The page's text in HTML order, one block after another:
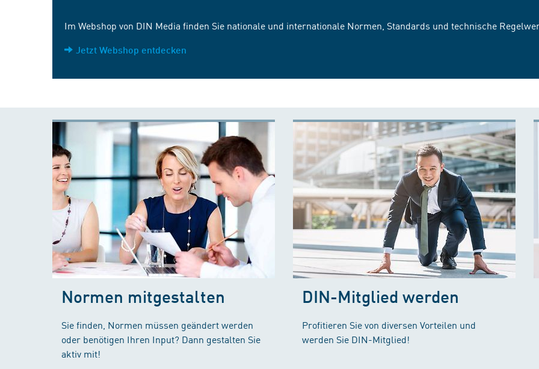
Im Webshop von DIN Media finden Sie nationale und internationale Normen, Standards und technische
Jetzt Webshop entdecken
Normen mitgestalten
Sie finden, Normen müssen geändert werden
oder benötigen Ihren Input? Dann gestalten Sie
aktiv mit!
DIN-Mitglied werden
Profitieren Sie von diversen Vorteilen und
werden Sie DIN-Mitglied!